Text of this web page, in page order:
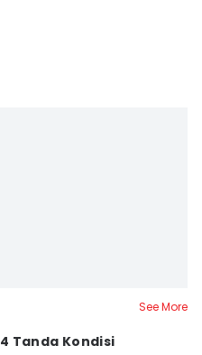
See More
4 Tanda Kondisi